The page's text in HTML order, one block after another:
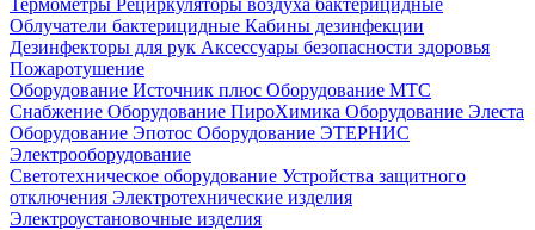
Облучатели бактерицидные Кабины дезинфекции
Дезинфекторы для рук Аксессуары безопасности здоровья
Пожаротушение
Оборудование Источник плюс Оборудование МТС
Снабжение Оборудование ПироХимика Оборудование Элеста
Оборудование Эпотос Оборудование ЭТЕРНИС
Электрооборудование
Светотехническое оборудование Устройства защитного
отключения Электротехнические изделия
Электроустановочные изделия